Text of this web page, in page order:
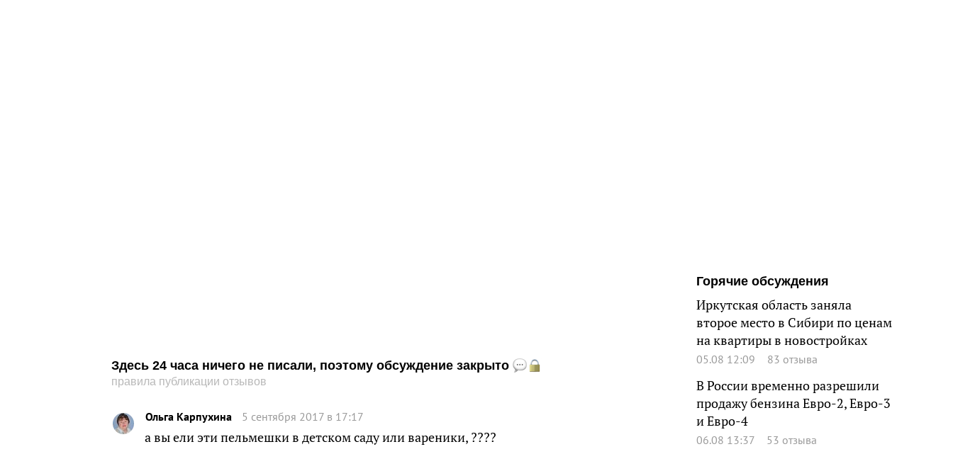
Здесь 24 часа ничего не писали, поэтому обсуждение закрыто
правила публикации отзывов
Ольга Карпухина 5 сентября 2017 в 17:17
а вы ели эти пельмешки в детском саду или вареники, ????
Горячие обсуждения
Иркутская область заняла
второе место в Сибири по ценам
на квартиры в новостройках
05.08 12:09 83 отзыва
В России временно разрешили
продажу бензина Евро-2, Евро-3
и Евро-4
06.08 13:37 53 отзыва